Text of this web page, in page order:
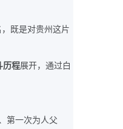
既是对贵州这片
历程展开，通过白
第一次为人父